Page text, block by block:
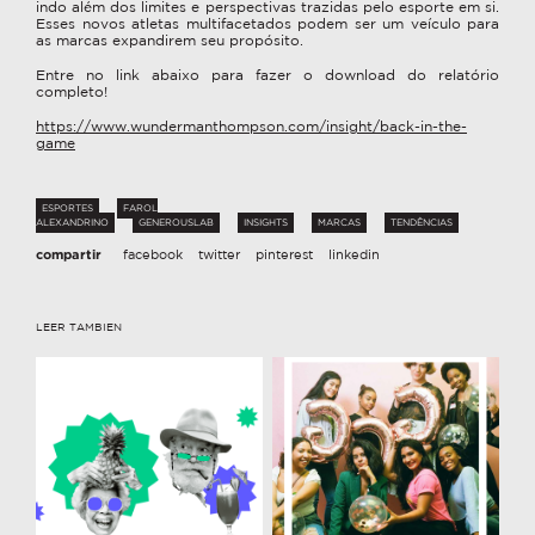
indo além dos limites e perspectivas trazidas pelo esporte em si.
Esses novos atletas multifacetados podem ser um veículo para
as marcas expandirem seu propósito.
Entre no link abaixo para fazer o download do relatório
completo!
https://www.wundermanthompson.com/insight/back-in-the-
game
ESPORTES
FAROL
ALEXANDRINO
GENEROUSLAB INSIGHTS MARCAS TENDÊNCIAS
compartir facebook twitter pinterest linkedin
LEER TAMBIEN